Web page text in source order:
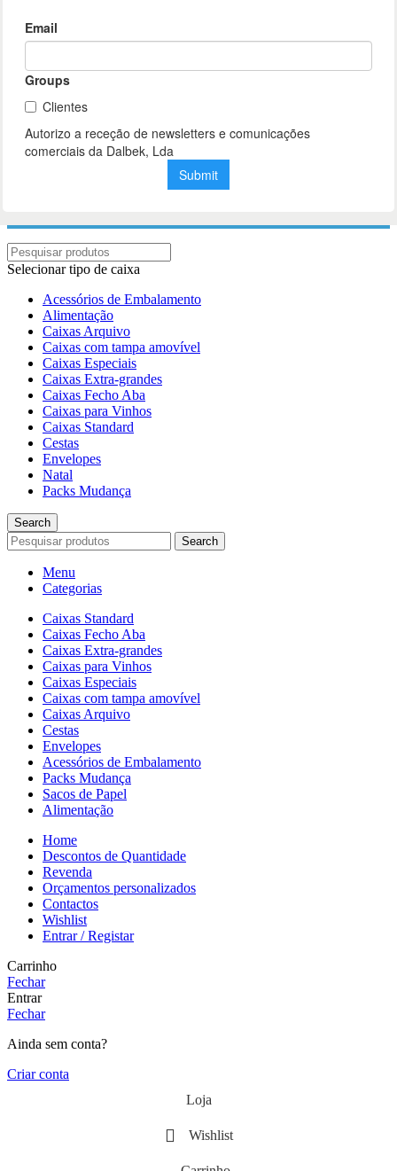
Selecionar tipo de caixa
Acessórios de Embalamento
Alimentação
Caixas Arquivo
Caixas com tampa amovível
Caixas Especiais
Caixas Extra-grandes
Caixas Fecho Aba
Caixas para Vinhos
Caixas Standard
Cestas
Envelopes
Natal
Packs Mudança
Search
Search
Menu
Categorias
Caixas Standard
Caixas Fecho Aba
Caixas Extra-grandes
Caixas para Vinhos
Caixas Especiais
Caixas com tampa amovível
Caixas Arquivo
Cestas
Envelopes
Acessórios de Embalamento
Packs Mudança
Sacos de Papel
Alimentação
Home
Descontos de Quantidade
Revenda
Orçamentos personalizados
Contactos
Wishlist
Entrar / Registar
Carrinho
Fechar
Entrar
Fechar
Ainda sem conta?
Criar conta
Loja
Wishlist